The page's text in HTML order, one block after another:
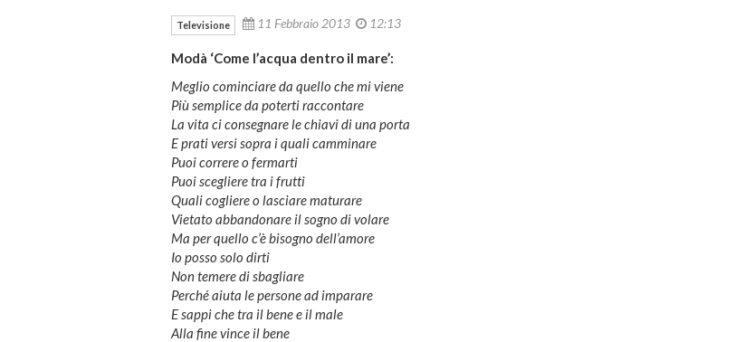
Televisione 11 Febbraio 2013 12:13
Modà ‘Come l’acqua dentro il mare’:
Meglio cominciare da quello che mi viene
Più semplice da poterti raccontare
La vita ci consegnare le chiavi di una porta
E prati versi sopra i quali camminare
Puoi correre o fermarti
Puoi scegliere tra i frutti
Quali cogliere o lasciare maturare
Vietato abbandonare il sogno di volare
Ma per quello c’è bisogno dell’amore
Io posso solo dirti
Non temere di sbagliare
Perché aiuta le persone ad imparare
E sappi che tra il bene e il male
Alla fine vince il bene